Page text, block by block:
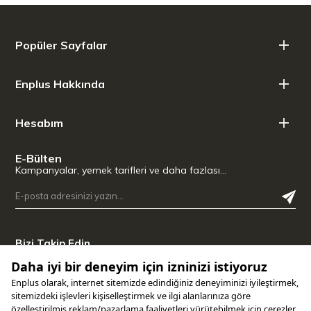
Popüler Sayfalar
Enplus Hakkında
Hesabım
E-Bülten
Kampanyalar, yemek tarifleri ve daha fazlası…
Bizi Takip Edin